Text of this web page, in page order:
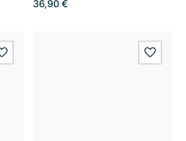
36,90 €
wishlist.add